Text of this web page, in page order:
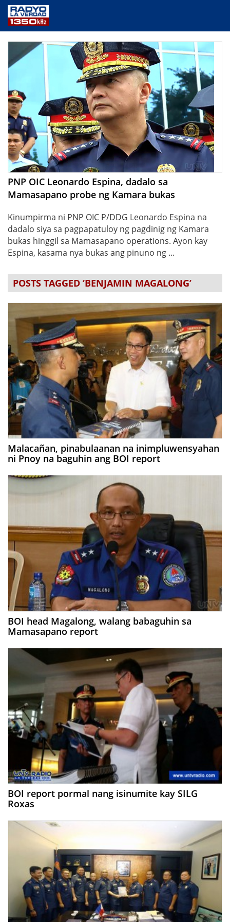
PUBLIC SERVICE
ANNOUNCEMENTS
PROGRAMS
ABOUT
CONTACT US
PNP OIC Leonardo Espina, dadalo sa
Mamasapano probe ng Kamara bukas
Kinumpirma ni PNP OIC P/DDG Leonardo Espina na
dadalo siya sa pagpapatuloy ng pagdinig ng Kamara
bukas hinggil sa Mamasapano operations. Ayon kay
Espina, kasama nya bukas ang pinuno ng ...
POSTS TAGGED ‘BENJAMIN MAGALONG’
Malacañan, pinabulaanan na inimpluwensyahan
ni Pnoy na baguhin ang BOI report
BOI head Magalong, walang babaguhin sa
Mamasapano report
BOI report pormal nang isinumite kay SILG
Roxas